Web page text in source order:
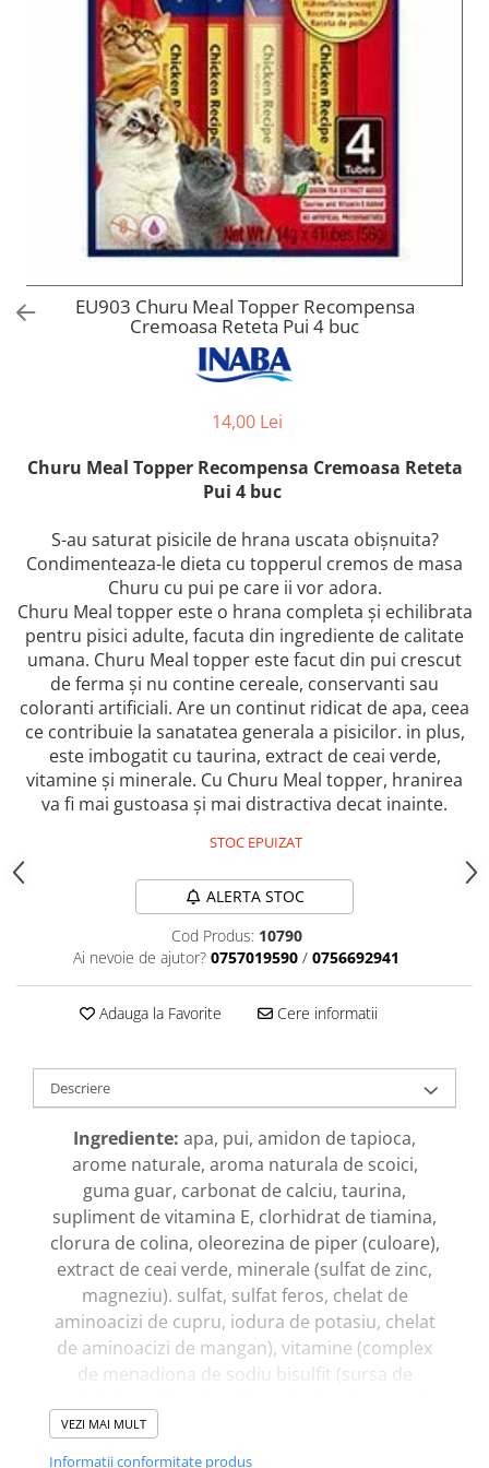
Hrana umeda
Recompense caini
Batoane branza Yak
Culcusuri
Custi si Genti de Transport
Lemne si coarne de cerb sau
Lese, Zgarzi & Hamuri
Perii si Piepteni
Produse Igiena si Ingrijire
Saltele cu efect de racire
Suplimente
EU903 Churu Meal Topper Recompensa
Cremoasa Reteta Pui 4 buc
14,00 Lei
Churu Meal Topper Recompensa Cremoasa Reteta
Pui 4 buc
S-au saturat pisicile de hrana uscata obișnuita?
Condimenteaza-le dieta cu topperul cremos de masa
Churu cu pui pe care ii vor adora.
Churu Meal topper este o hrana completa și echilibrata
pentru pisici adulte, facuta din ingrediente de calitate
umana. Churu Meal topper este facut din pui crescut
de ferma și nu contine cereale, conservanti sau
coloranti artificiali. Are un continut ridicat de apa, ceea
ce contribuie la sanatatea generala a pisicilor. in plus,
este imbogatit cu taurina, extract de ceai verde,
vitamine și minerale. Cu Churu Meal topper, hranirea
va fi mai gustoasa și mai distractiva decat inainte.
STOC EPUIZAT
ALERTA STOC
Cod Produs: 10790
Ai nevoie de ajutor? 0757019590 / 0756692941
Adauga la Favorite Cere informatii
Descriere
Ingrediente: apa, pui, amidon de tapioca,
arome naturale, aroma naturala de scoici,
guma guar, carbonat de calciu, taurina,
supliment de vitamina E, clorhidrat de tiamina,
clorura de colina, oleorezina de piper (culoare),
extract de ceai verde, minerale (sulfat de zinc,
magneziu). sulfat, sulfat feros, chelat de
aminoacizi de cupru, iodura de potasiu, chelat
de aminoacizi de mangan), vitamine (complex
de menadiona de sodiu bisulfit (sursa de
supliment de vitamina D3, riboflavina,
supliment de vitamina B12, acid folic) , selenit
VEZI MAI MULT
Informatii conformitate produs